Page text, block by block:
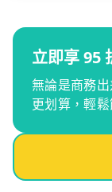
立即享 95
無論是商務
更划算，輕鬆